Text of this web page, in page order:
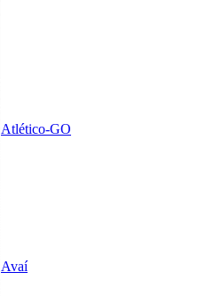
Atlético-GO
Avaí